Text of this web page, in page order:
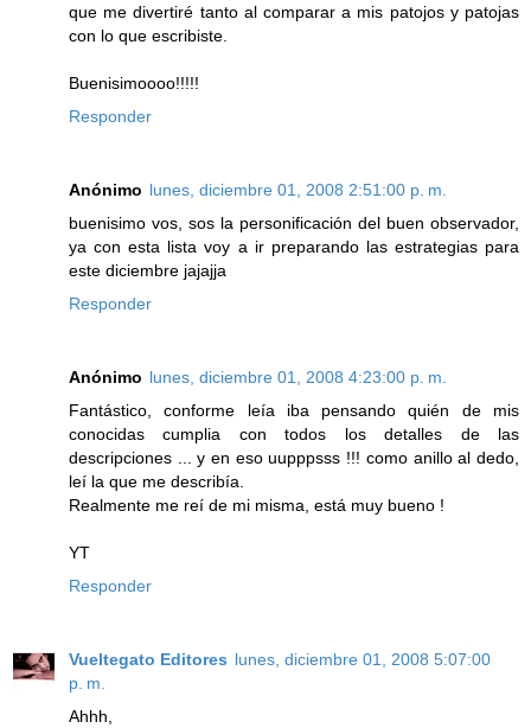
que me divertiré tanto al comparar a mis patojos y patojas
con lo que escribiste.
Buenisimoooo!!!!!
Responder
Anónimo lunes, diciembre 01, 2008 2:51:00 p. m.
buenisimo vos, sos la personificación del buen observador,
ya con esta lista voy a ir preparando las estrategias para
este diciembre jajajja
Responder
Anónimo lunes, diciembre 01, 2008 4:23:00 p. m.
Fantástico, conforme leía iba pensando quién de mis
conocidas cumplia con todos los detalles de las
descripciones ... y en eso uupppsss !!! como anillo al dedo,
leí la que me describía.
Realmente me reí de mi misma, está muy bueno !
YT
Responder
Vueltegato Editores lunes, diciembre 01, 2008 5:07:00
p. m.
Ahhh,